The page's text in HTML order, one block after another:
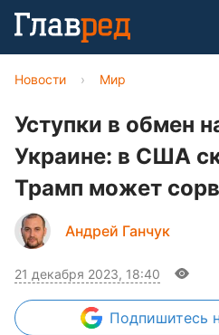
Новости › Мир
Уступки в обмен
Украине: в США
Трамп может
Андрей Ганчук
21 декабря 2023, 18:40
Подпишитесь